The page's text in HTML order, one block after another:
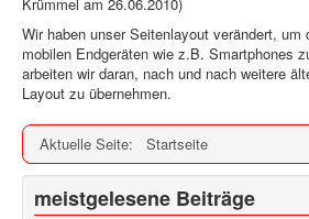
Wir haben unser Seitenlayout verändert, um
mobilen Endgeräten wie z.B. Smartphones
arbeiten wir daran, nach und nach weitere
Layout zu übernehmen.
Aktuelle Seite: Startseite
meistgelesene Beiträge